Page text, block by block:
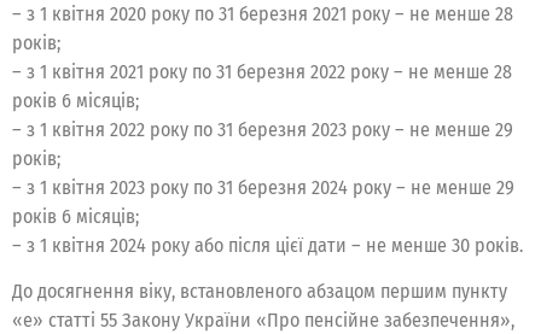
– з 1 квітня 2020 року по 31 березня 2021 року – не менше 28
років;
– з 1 квітня 2021 року по 31 березня 2022 року – не менше 28
років 6 місяців;
– з 1 квітня 2022 року по 31 березня 2023 року – не менше 29
років;
– з 1 квітня 2023 року по 31 березня 2024 року – не менше 29
років 6 місяців;
– з 1 квітня 2024 року або після цієї дати – не менше 30 років.
До досягнення віку, встановленого абзацом першим пункту
«е» статті 55 Закону України «Про пенсійне забезпечення»,